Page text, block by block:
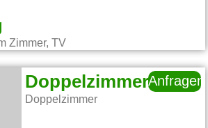
Zimmer, TV
Doppelzimmer
Doppelzimmer
Anfragen